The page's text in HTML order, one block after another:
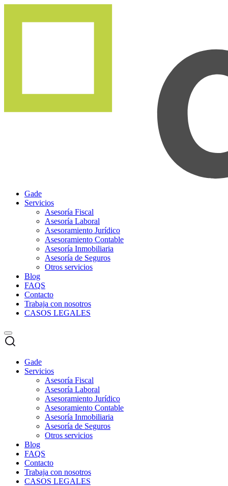
Gade
Servicios
Asesoría Fiscal
Asesoría Laboral
Asesoramiento Jurídico
Asesoramiento Contable
Asesoría Inmobiliaria
Asesoría de Seguros
Otros servicios
Blog
FAQS
Contacto
Trabaja con nosotros
CASOS LEGALES
Gade
Servicios
Asesoría Fiscal
Asesoría Laboral
Asesoramiento Jurídico
Asesoramiento Contable
Asesoría Inmobiliaria
Asesoría de Seguros
Otros servicios
Blog
FAQS
Contacto
Trabaja con nosotros
CASOS LEGALES